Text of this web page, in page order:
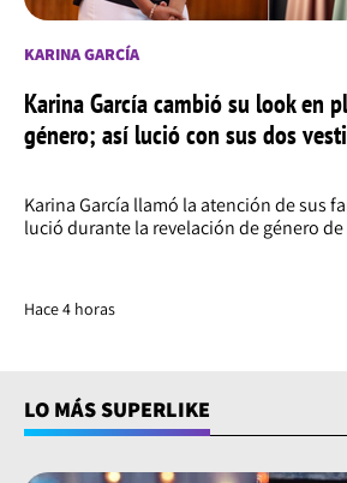
KARINA GARCÍA
Karina García cambió su look en
género; así lució con sus dos
Karina García llamó la atención de sus
lució durante la revelación de género de
Hace 4 horas
LO MÁS SUPERLIKE